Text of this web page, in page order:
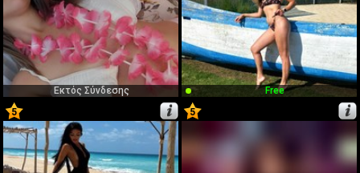
Εκτός Σύνδεσης
Free
5
7
5